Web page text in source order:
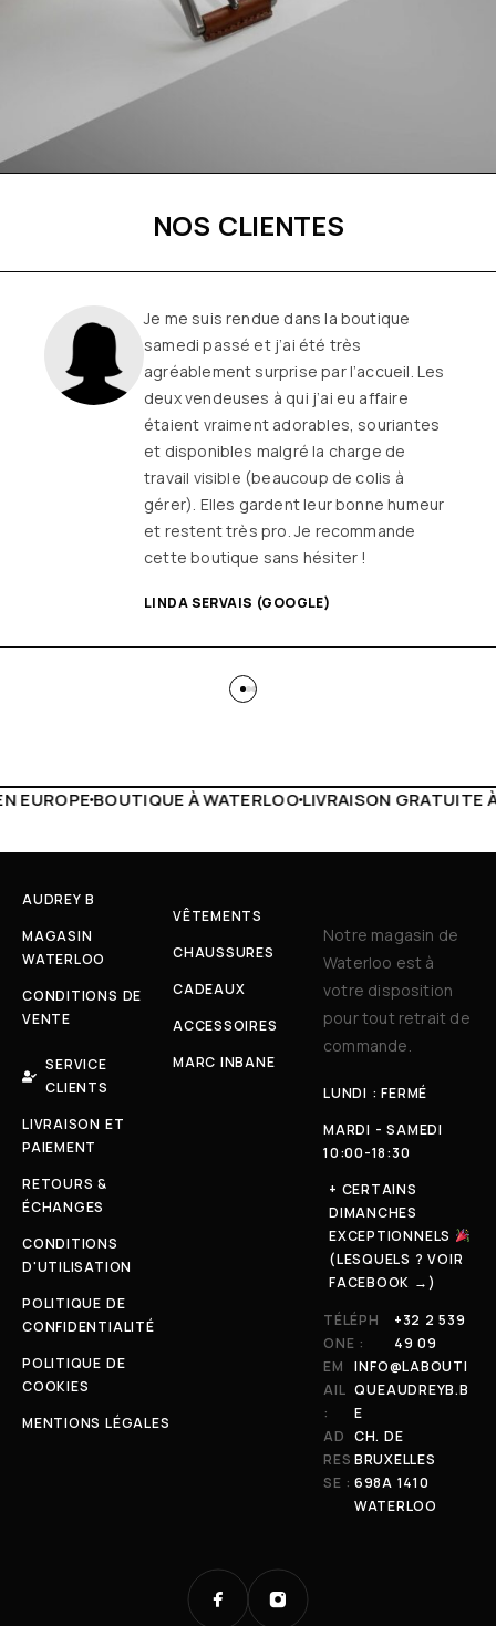
NOS CLIENTES
Une boutique familiale, à l’écoute et
remplie de joie de vivre
Les
vêtements sont de qualité, tendances
et originaux pour différentes
morphologies
et ça fait très
longtemps que j’y vais (depuis le début
ou quasiment) J’adore y faire un tour et
on ne sort jamais (ou presque) sans rien
LIVRAISON GRATUITE À PARTIR DE 150€LIVE
AUDREY B
MAGASIN
WATERLOO
CONDITIONS DE
VENTE
SERVICE
CLIENTS
LIVRAISON ET
PAIEMENT
RETOURS &
ÉCHANGES
CONDITIONS
D'UTILISATION
POLITIQUE DE
CONFIDENTIALITÉ
POLITIQUE DE
COOKIES
MENTIONS LÉGALES
VÊTEMENTS
CHAUSSURES
CADEAUX
ACCESSOIRES
MARC INBANE
Notre magasin de
Waterloo est à
votre disposition
pour tout retrait de
commande.
LUNDI : FERMÉ
MARDI - SAMEDI
10:00-18:30
+ CERTAINS
DIMANCHES
EXCEPTIONNELS
(LESQUELS ? VOIR
FACEBOOK →)
TÉLÉPH
ONE :
+32 2 539
49 09
EM
AIL
:
INFO@LABOUTI
QUEAUDREYB.B
E
AD
RES
SE :
CH. DE
BRUXELLES
698A 1410
WATERLOO